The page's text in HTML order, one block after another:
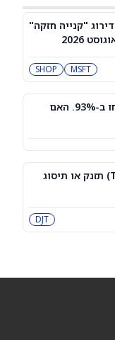
להשקעה,
VV
IWF
שוק המניות היום: SPY ו-QQQ עלו לאחר
את ציפיות
כשוושינגטון
IONQ
QBTS
המניות המובילות בעליות במדד S&P 500
צרות?
"קנייה חזקה"
MSFT
SHOP
ההשקעות ב-ETF של XRP צנחו ב-93%. האם
האם מניית Truth Social (DJT) תזנק או תיסוג
DJT